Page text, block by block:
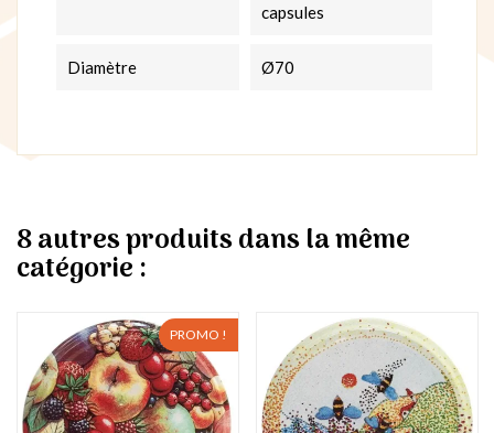
capsules
Diamètre Ø70
8 autres produits dans la même
catégorie :
PROMO !